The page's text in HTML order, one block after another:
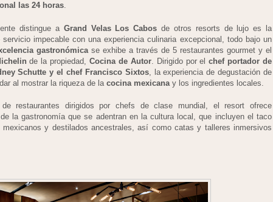
las 24 horas.
distingue a Grand Velas Los Cabos de otros resorts de lujo es la
impecable con una experiencia culinaria excepcional, todo bajo un
gastronómica se exhibe a través de 5 restaurantes gourmet y el
de la propiedad,Cocina de Autor. Dirigido por elchef portador de
Schutte y el chef Francisco Sixtos, la experiencia de degustación de
al mostrar la riqueza de la cocina mexicana y los ingredientes locales.
restaurantes dirigidos por chefs de clase mundial, el resort ofrece
la gastronomía que se adentran en la cultura local, que incluyen el taco
y destilados ancestrales, así como catas y talleres inmersivos